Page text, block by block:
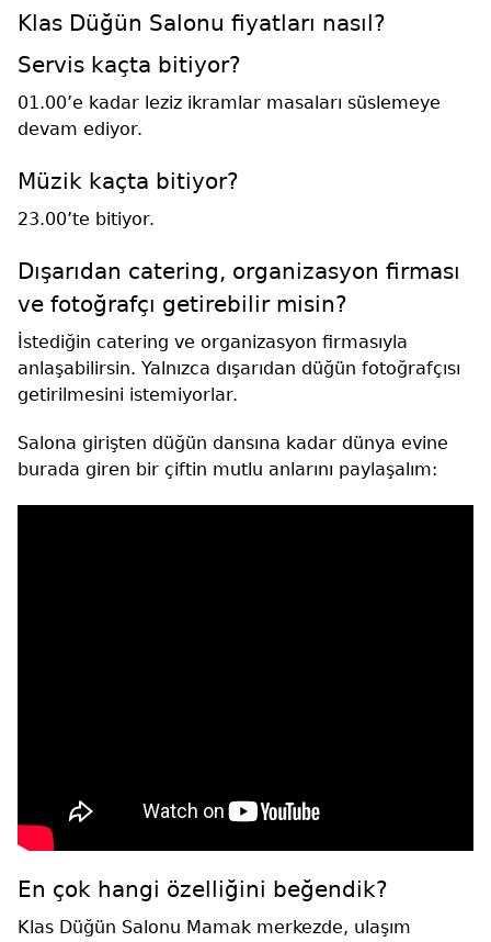
Klas Düğün Salonu fiyatları nasıl?
Servis kaçta bitiyor?
01.00’e kadar leziz ikramlar masaları süslemeye
devam ediyor.
Müzik kaçta bitiyor?
23.00’te bitiyor.
Dışarıdan catering, organizasyon firması
ve fotoğrafçı getirebilir misin?
İstediğin catering ve organizasyon firmasıyla
anlaşabilirsin. Yalnızca dışarıdan düğün fotoğrafçısı
getirilmesini istemiyorlar.
Salona girişten düğün dansına kadar dünya evine
burada giren bir çiftin mutlu anlarını paylaşalım:
En çok hangi özelliğini beğendik?
Klas Düğün Salonu Mamak merkezde, ulaşım